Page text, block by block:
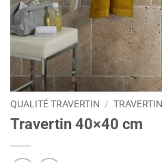
QUALITÉ TRAVERTIN /
Travertin 40×40 cm